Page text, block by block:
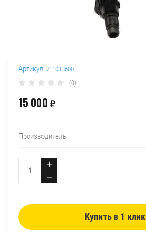
Артикул: 711033600
(0)
15 000 ₽
Производитель:
−
+
Купить в 1 клик